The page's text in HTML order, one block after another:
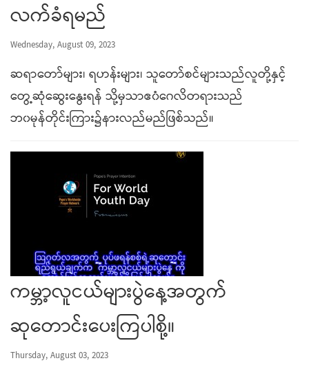
လက်ခံရမည်
Wednesday, August 09, 2023
ဆရာတော်များ၊ ရဟန်းများ၊ သူတော်စင်များသည်လူတို့နှင့်
တွေ့ဆုံဆွေးနွေးရန် သို့မှသာဧ၀ံဂေလိတရားသည်
ဘ၀မုန်တိုင်းကြား၌နားလည်မည်ဖြစ်သည်။
ကမ္ဘာ့လူငယ်များပွဲနေ့အတွက်
ဆုတောင်းပေးကြပါစို့။
Thursday, August 03, 2023